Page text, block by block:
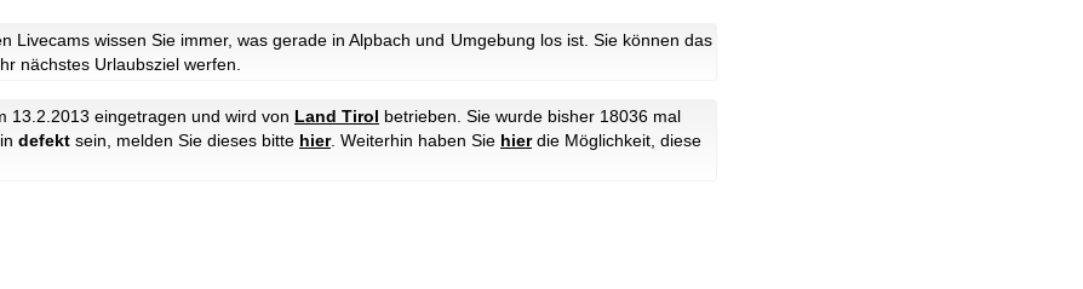
Livecams wissen Sie immer, was gerade in Alpbach und Umgebung los ist. Sie können das
nächstes Urlaubsziel werfen.
13.2.2013 eingetragen und wird von Land Tirol betrieben. Sie wurde bisher 18036 mal
defekt sein, melden Sie dieses bitte hier. Weiterhin haben Sie hierdie Möglichkeit, diese